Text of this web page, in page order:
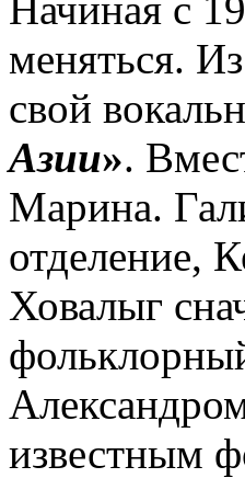
меняться.
свой
Азии».
Марина.
отделение,
Ховалыг
известным